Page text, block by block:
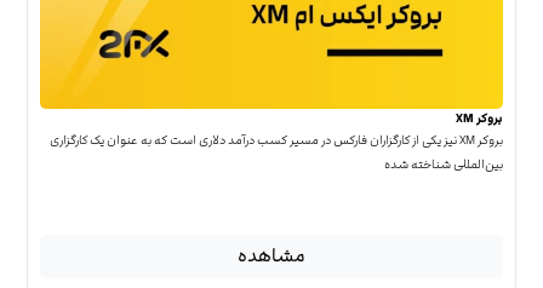
بروکر XM
بروکر XM نیز یکی از کارگزاران فارکس در مسیر کسب درآمد دلاری است که به عنوان یک کارگزاری
بین‌المللی شناخته شده
مشاهده